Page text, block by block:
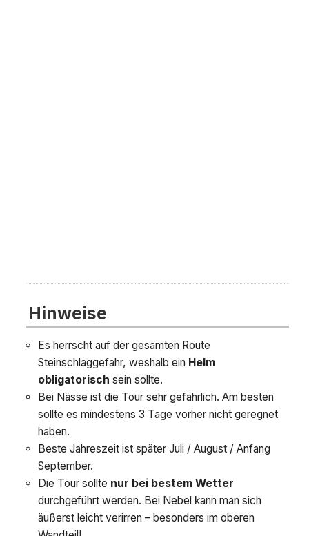
Hinweise
Es herrscht auf der gesamten Route
Steinschlaggefahr, weshalb ein Helm
obligatorisch sein sollte.
Bei Nässe ist die Tour sehr gefährlich. Am besten
sollte es mindestens 3 Tage vorher nicht geregnet
haben.
Beste Jahreszeit ist später Juli / August / Anfang
September.
Die Tour sollte nur bei bestem Wetter
durchgeführt werden. Bei Nebel kann man sich
äußerst leicht verirren – besonders im oberen